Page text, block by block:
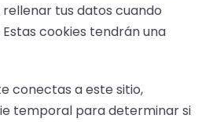
tus datos cuando
cookies tendrán una
conectas a este sitio,
temporal para determinar si